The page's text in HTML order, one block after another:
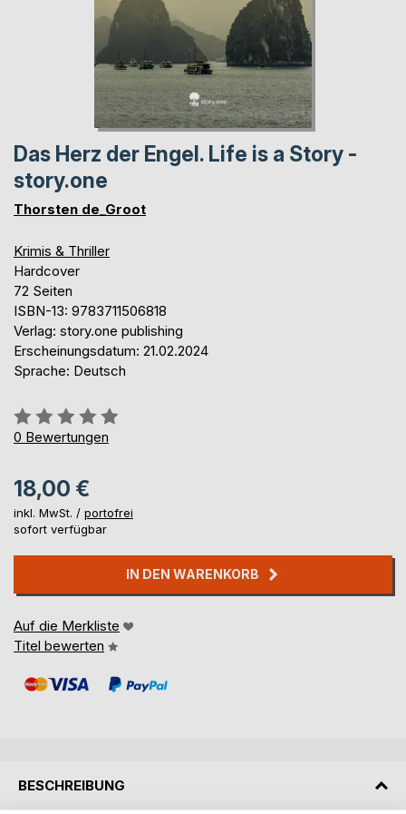
Das Herz der Engel. Life is a Story -
story.one
Thorsten de_Groot
Krimis & Thriller
Hardcover
72 Seiten
ISBN-13: 9783711506818
Verlag: story.one publishing
Erscheinungsdatum: 21.02.2024
Sprache: Deutsch
Bewertung::
0%
0 Bewertungen
18,00 €
inkl. MwSt. / portofrei
sofort verfügbar
IN DEN WARENKORB
Auf die Merkliste
Titel bewerten
BESCHREIBUNG